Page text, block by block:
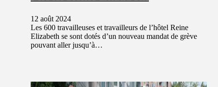
12 août 2024
Les 600 travailleuses et travailleurs de l’hôtel Reine
Elizabeth se sont dotés d’un nouveau mandat de grève
pouvant aller jusqu’à…